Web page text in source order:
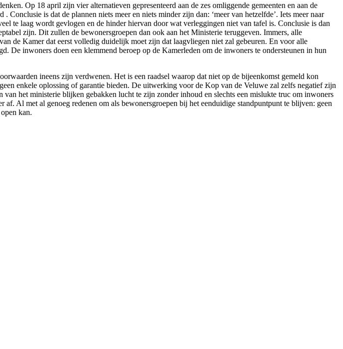
Op 18 april zijn vier alternatieven gepresenteerd aan de zes omliggende gemeenten en aan de
is dat de plannen niets meer en niets minder zijn dan: ‘meer van hetzelfde’. Iets meer naar
te laag wordt gevlogen en de hinder hiervan door wat verleggingen niet van tafel is. Conclusie is dan
zijn. Dit zullen de bewonersgroepen dan ook aan het Ministerie teruggeven. Immers, alle
de Kamer dat eerst volledig duidelijk moet zijn dat laagvliegen niet zal gebeuren. En voor alle
De inwoners doen een klemmend beroep op de Kamerleden om de inwoners te ondersteunen in hun
ineens zijn verdwenen. Het is een raadsel waarop dat niet op de bijeenkomst gemeld kon
enkele oplossing of garantie bieden. De uitwerking voor de Kop van de Veluwe zal zelfs negatief zijn
het ministerie blijken gebakken lucht te zijn zonder inhoud en slechts een mislukte truc om inwoners
Al met al genoeg redenen om als bewonersgroepen bij het eenduidige standpuntpunt te blijven: geen
kan.